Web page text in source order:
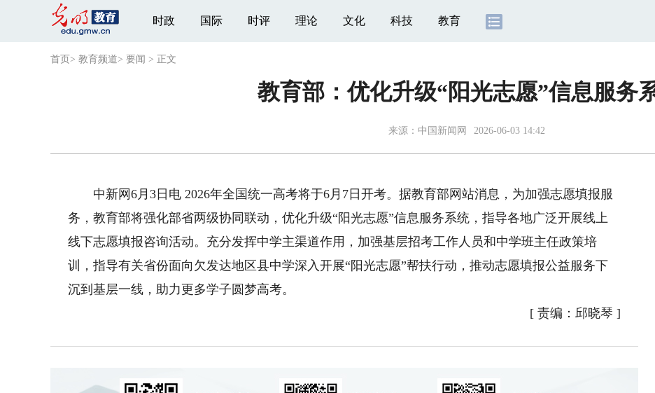
时政 国际 时评 理论 文化 科技 教育
首页 > 教育频道> 要闻 > 正文
教育部：优化升级“阳光志愿”信息服务
来源： 中国新闻网 2026-06-03 14:42
中新网6月3日电 2026年全国统一高考将于6月7日开考。据教育部网站消息，为加强志愿填报服
务，教育部将强化部省两级协同联动，优化升级“阳光志愿”信息服务系统，指导各地广泛开展线上
线下志愿填报咨询活动。充分发挥中学主渠道作用，加强基层招考工作人员和中学班主任政策培
训，指导有关省份面向欠发达地区县中学深入开展“阳光志愿”帮扶行动，推动志愿填报公益服务下
沉到基层一线，助力更多学子圆梦高考。
[ 责编：邱晓琴 ]